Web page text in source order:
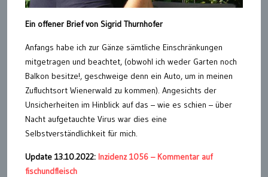
Ein offener Brief von Sigrid Thurnhofer
Anfangs habe ich zur Gänze sämtliche Einschränkungen
mitgetragen und beachtet, (obwohl ich weder Garten noch
Balkon besitze!, geschweige denn ein Auto, um in meinen
Zufluchtsort Wienerwald zu kommen). Angesichts der
Unsicherheiten im Hinblick auf das – wie es schien – über
Nacht aufgetauchte Virus war dies eine
Selbstverständlichkeit für mich.
Update 13.10.2022: Inzidenz 1056 – Kommentar auf
fischundfleisch